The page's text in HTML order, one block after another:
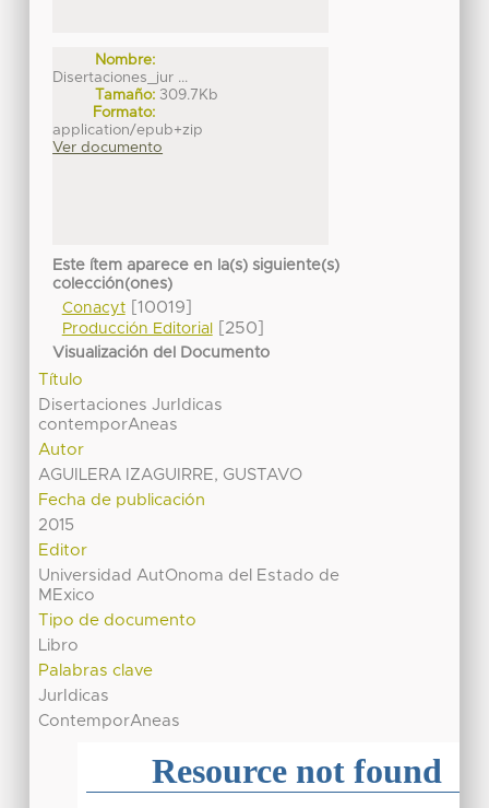
Nombre:
Disertaciones_jur ...
Tamaño: 309.7Kb
Formato:
application/epub+zip
Ver documento
Este ítem aparece en la(s) siguiente(s)
colección(ones)
Conacyt[10019]
Producción Editorial[250]
Visualización del Documento
Título
Disertaciones JurIdicas
contemporAneas
Autor
AGUILERA IZAGUIRRE, GUSTAVO
Fecha de publicación
2015
Editor
Universidad AutOnoma del Estado de
MExico
Tipo de documento
Libro
Palabras clave
JurIdicas
ContemporAneas